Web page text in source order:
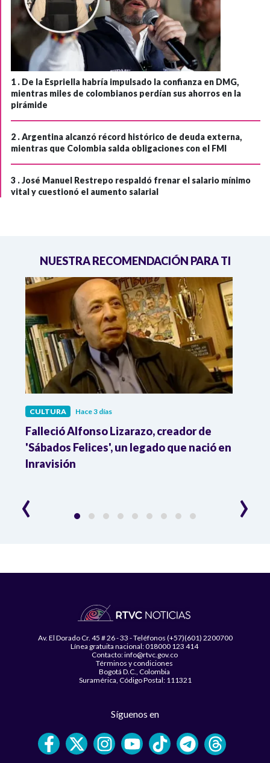
1 . De la Espriella habría impulsado la confianza en DMG,
mientras miles de colombianos perdían sus ahorros en la
pirámide
2 .Argentina alcanzó récord histórico de deuda externa,
mientras que Colombia salda obligaciones con el FMI
3 .José Manuel Restrepo respaldó frenar el salario mínimo
vital y cuestionó el aumento salarial
NUESTRA RECOMENDACIÓN PARA TI
CULTURA Hace 3 días
Falleció Alfonso Lizarazo, creador de
'Sábados Felices', un legado que nació en
Inravisión
‹ ›
Av. El Dorado Cr. 45 # 26 - 33 - Teléfonos (+57)(601) 2200700
Línea gratuita nacional: 018000 123 414
Contacto: info@rtvc.gov.co
Términos y condiciones
Bogotá D.C., Colombia
Suramérica, Código Postal: 111321
Síguenos en